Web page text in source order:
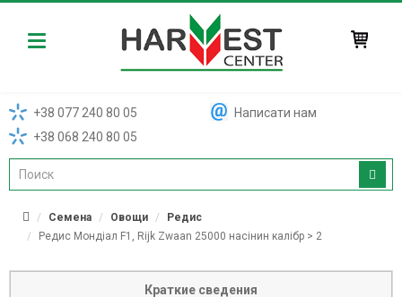
Harvest
+38 077 240 80 05
+38 068 240 80 05
Написати нам
Семена Овощи
Редис
Редис Мондіал F1, Rijk Zwaan 25000 насінин калібр > 2
Краткие сведения